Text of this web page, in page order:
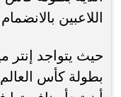
اللاعبين
حيث يتواجد إنتر